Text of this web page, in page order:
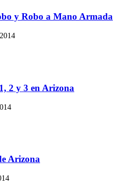
y Robo a Mano Armada
2 y 3 en Arizona
Arizona